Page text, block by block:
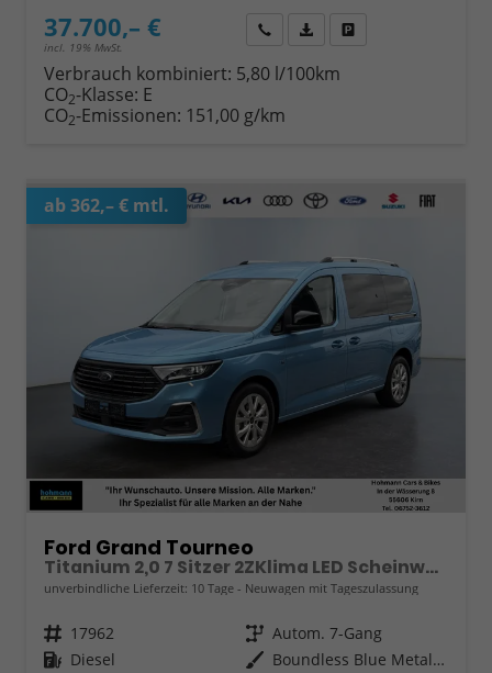
37.700,– €
incl. 19% MwSt.
Wir rufen Sie anFahrzeugexposé (PDF)
Verbrauch kombiniert: 5,80 l/100km
CO2-Klasse: E
CO2-Emissionen: 151,00 g/km
ab 362,– € mtl.
Ford Grand Tourneo
Titanium 2,0 7 Sitzer 2ZKlima LED Scheinwerfer Anhängerkupplung Sitzheizung Einparkhilfe Kamera 17 Zoll Leichtmetall ACC
unverbindliche Lieferzeit: 10 Tage Neuwagen mit Tageszulassung
Fahrzeugnr. 17962 Getriebe Autom. 7-Gang
Kraftstoff Diesel Außenfarbe
Boundless Blue Metallic